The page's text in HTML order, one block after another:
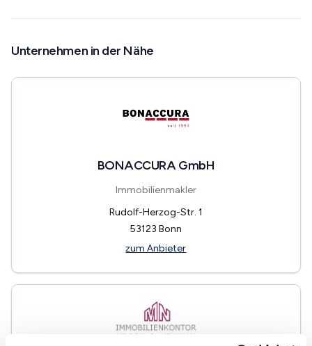
Unternehmen in der Nähe
BONACCURA GmbH
Immobilienmakler
Rudolf-Herzog-Str. 1
53123 Bonn
zum Anbieter